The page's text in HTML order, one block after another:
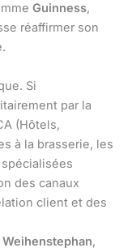
Guinness,
réaffirmer son
Si
par la
(Hôtels,
à la brasserie, les
des canaux
client et des
Weihenstephan,